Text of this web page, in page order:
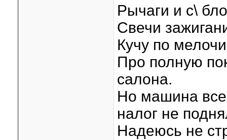
Рычаги и с\
Свечи
Кучу по
Про полную
салона.
Но машина все
налог не
Надеюсь не